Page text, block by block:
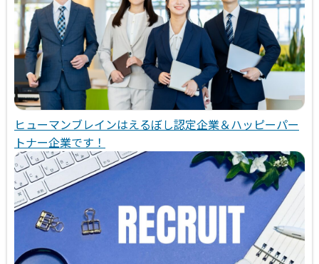
ヒューマンブレインはえるぼし認定企業＆ハッピーパー
トナー企業です！